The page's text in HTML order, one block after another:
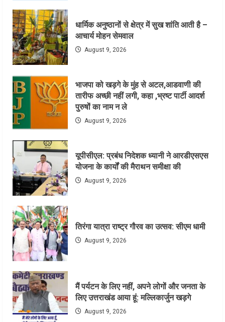
धार्मिक अनुष्ठानों से क्षेत्र में सुख शांति आती है –
आचार्य मोहन सेमवाल
August 9, 2026
भाजपा को खड़गे के मुंह से अटल,आडवाणी की
तारीफ अच्छी नहीं लगी, कहा ,भ्रष्ट पार्टी आदर्श
पुरुषों का नाम न ले
August 9, 2026
यूपीसीएल: प्रबंध निदेशक ध्यानी ने आरडीएसएस
योजना के कार्यों की मैराथन समीक्षा की
August 9, 2026
तिरंगा यात्रा राष्ट्र गौरव का उत्सव: सीएम धामी
August 9, 2026
मैं पर्यटन के लिए नहीं, अपने लोगों और जनता के
लिए उत्तराखंड आया हूं: मल्लिकार्जुन खड़गे
August 9, 2026